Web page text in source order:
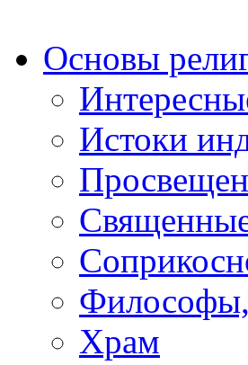
Основы
Истоки
Храм